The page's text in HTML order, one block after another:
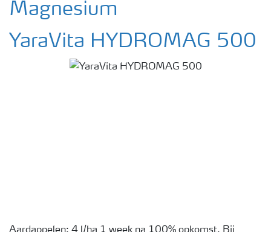
Magnesium
YaraVita HYDROMAG 500
Aardappelen: 4 l/ha 1 week na 100% opkomst. Bij